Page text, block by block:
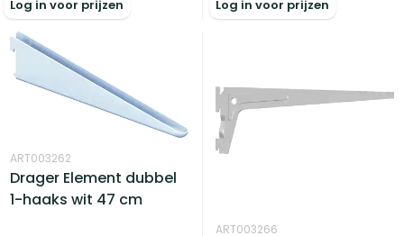
Log in voor prijzen Log in voor prijzen
ART003262
Drager Element dubbel
1-haaks wit 47 cm
ART003266